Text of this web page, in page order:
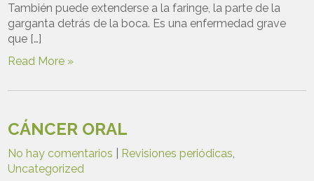
También puede extenderse a la faringe, la parte de la
garganta detrás de la boca. Es una enfermedad grave
que […]
Read More »
CÁNCER ORAL
No hay comentarios Revisiones periódicas,
Uncategorized